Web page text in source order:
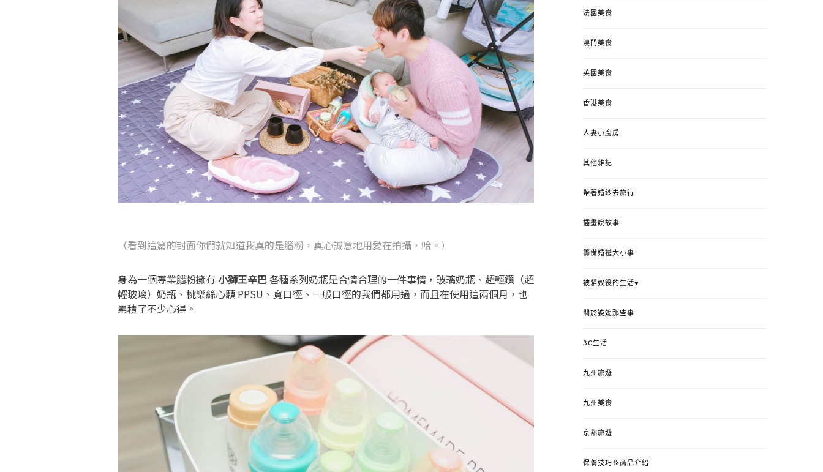
（看到這篇的封面你們就知道我真的是腦粉，真心誠意地用愛在拍攝，哈。）
身為一個專業腦粉擁有 小獅王辛巴各種系列奶瓶是合情合理的一件事情，玻璃奶瓶、超輕鑽（超
輕玻璃）奶瓶、桃樂絲心願 PPSU、寬口徑、一般口徑的我們都用過，而且在使用這兩個月，也
累積了不少心得。
法國美食
澳門美食
英國美食
香港美食
人妻小廚房
其他雜記
帶著婚紗去旅行
插畫說故事
籌備婚禮大小事
被貓奴役的生活♥
關於婆媳那些事
3C生活
九州旅遊
九州美食
京都旅遊
保養技巧＆商品介紹